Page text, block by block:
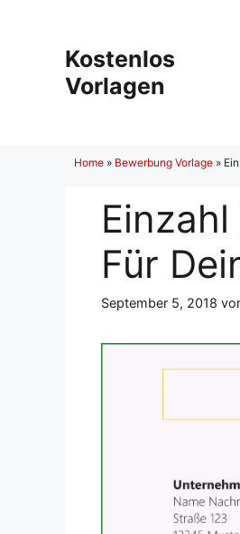
Kostenlos
Vorlagen
Home » Bewerbung Vorlage »
Für
September 5, 2018